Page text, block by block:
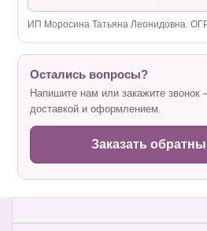
ИП Моросина Татьяна Леонидовна.
Остались вопросы?
Напишите нам или закажите
доставкой и оформлением.
Заказать